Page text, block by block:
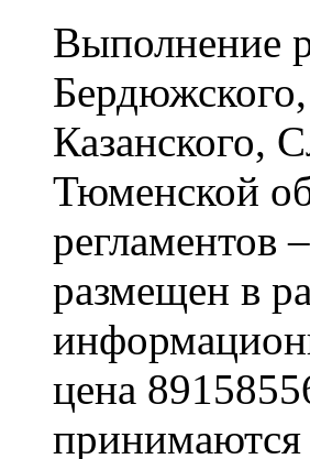
Выполнение
Казанского,
Тюменской
регламентов
размещен в
цена
принимаются